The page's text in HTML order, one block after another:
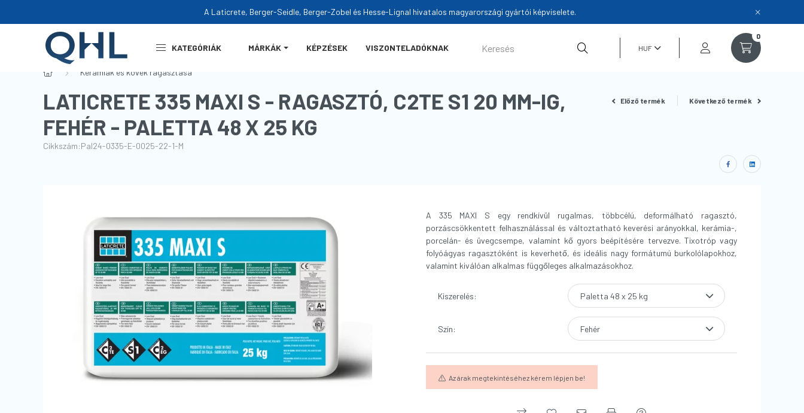
A Laticrete, Berger-Seidle, Berger-Zobel és Hesse-Lignal hivatalos magyarországi gyártói képviselete.
KATEGÓRIÁK MÁRKÁK KÉPZÉSEK VISZONTELADÓKNAK
0
Kerámiák és kövek ragasztása
Előző termék Következő termék
LATICRETE 335 MAXI S - RAGASZTÓ, C2TE S1 20 MM-IG,
FEHÉR - PALETTA 48 X 25 KG
Cikkszám:Pal24-0335-E-0025-22-1-M
A 335 MAXI S egy rendkívül rugalmas, többcélú, deformálható ragasztó,
porzáscsökkentett felhasználással és változtatható keverési arányokkal, kerámia-,
porcelán- és üvegcsempe, valamint kő gyors beépítésére tervezve. Tixotróp vagy
folyóágyas ragasztóként is keverhető, és ideális nagy formátumú burkolólapokhoz,
valamint kiválóan alkalmas függőleges alkalmazásokhoz.
Kiszerelés:
Szín:
Az árak megtekintéséhez kérem lépjen be!